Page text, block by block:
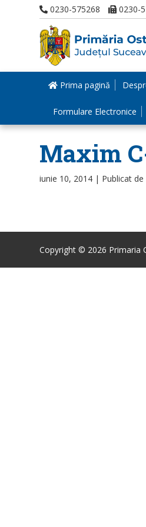
0230-575268 0230-
Prima pagină
Formulare Electronice
Maxim
iunie 10, 2014 | Publicat de
Copyright © 2026 Primaria